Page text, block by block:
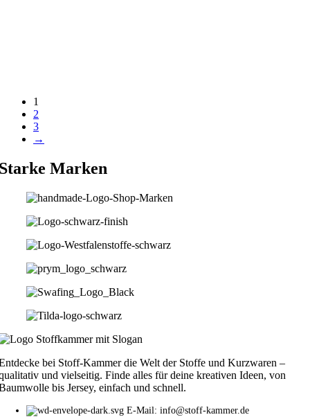
1
2
3
→
Marken
bei Stoff-Kammer die Welt der Stoffe und Kurzwaren –
und vielseitig. Finde alles für deine kreativen Ideen, von
bis Jersey, einfach und schnell.
E-Mail: info@stoff-kammer.de